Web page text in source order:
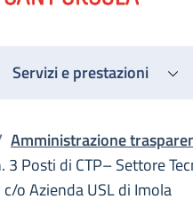
Servizi e prestazioni
Amministrazione
3 Posti di CTP– Settore
o Azienda USL di Imola